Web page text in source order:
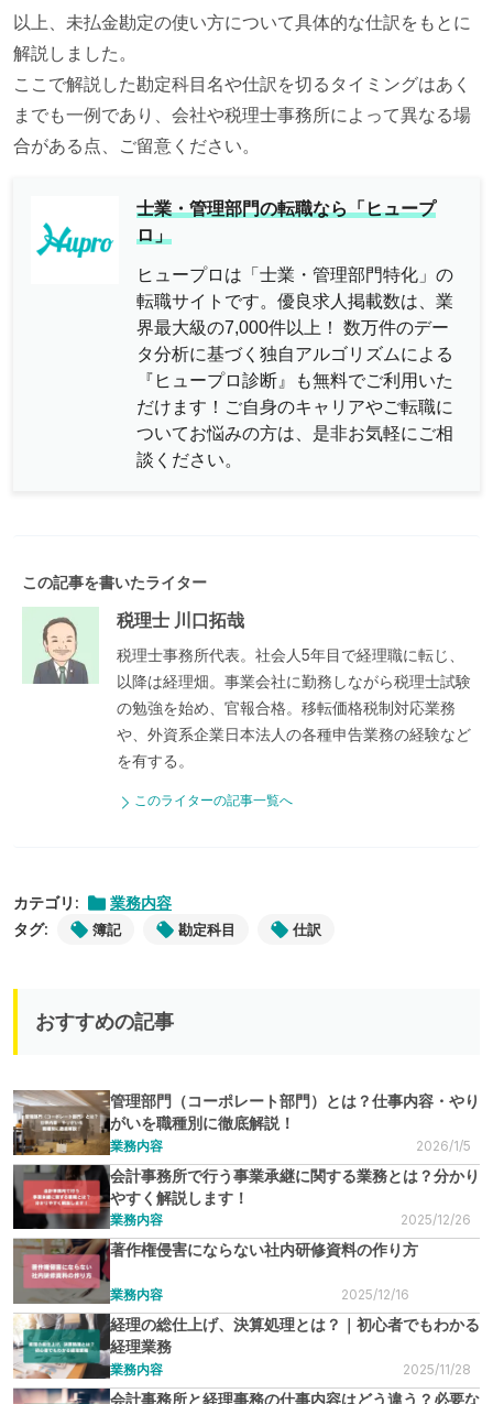
以上、未払金勘定の使い方について具体的な仕訳をもとに
解説しました。
ここで解説した勘定科目名や仕訳を切るタイミングはあく
までも一例であり、会社や税理士事務所によって異なる場
合がある点、ご留意ください。
士業・管理部門の転職なら「ヒュープ
ロ」
ヒュープロは「士業・管理部門特化」の
転職サイトです。優良求人掲載数は、業
界最大級の7,000件以上！ 数万件のデー
タ分析に基づく独自アルゴリズムによる
『ヒュープロ診断』も無料でご利用いた
だけます！ご自身のキャリアやご転職に
ついてお悩みの方は、是非お気軽にご相
談ください。
この記事を書いたライター
税理士 川口拓哉
税理士事務所代表。社会人5年目で経理職に転じ、
以降は経理畑。事業会社に勤務しながら税理士試験
の勉強を始め、官報合格。移転価格税制対応業務
や、外資系企業日本法人の各種申告業務の経験など
を有する。
このライターの記事一覧へ
カテゴリ:
業務内容
タグ:
簿記 勘定科目 仕訳
おすすめの記事
管理部門（コーポレート部門）とは？仕事内容・やり
がいを職種別に徹底解説！
業務内容 2026/1/5
会計事務所で行う事業承継に関する業務とは？分かり
やすく解説します！
業務内容 2025/12/26
著作権侵害にならない社内研修資料の作り方
業務内容 2025/12/16
経理の総仕上げ、決算処理とは？｜初心者でもわかる
経理業務
業務内容 2025/11/28
会計事務所と経理事務の仕事内容はどう違う？必要な